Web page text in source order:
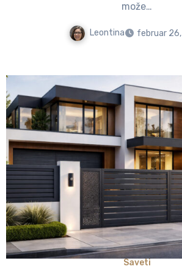
može…
Leontina februar
Saveti